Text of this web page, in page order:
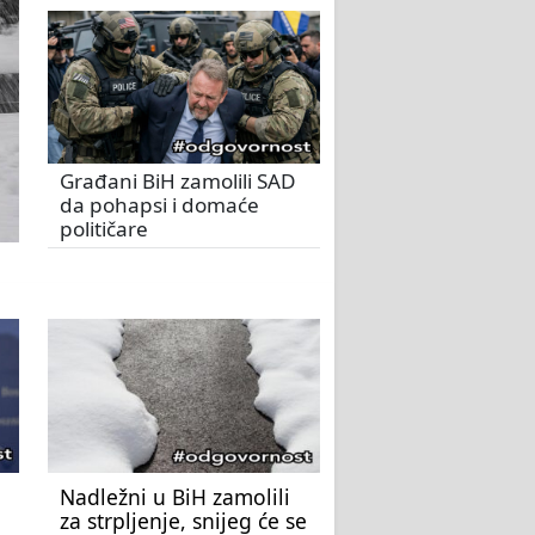
Građani BiH zamolili SAD
da pohapsi i domaće
političare
Nadležni u BiH zamolili
za strpljenje, snijeg će se